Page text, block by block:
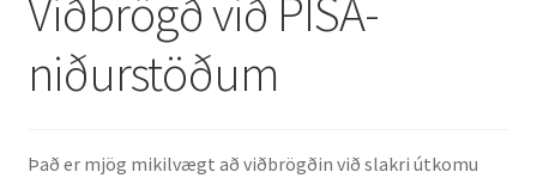
Líf og starf
Myndir
Kennsla
Viðbrögð við PISA-
niðurstöðum
Það er mjög mikilvægt að viðbrögðin við slakri útkomu